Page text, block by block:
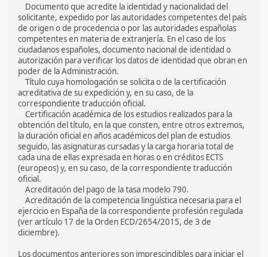
Documento que acredite la identidad y nacionalidad del
solicitante, expedido por las autoridades competentes del país
de origen o de procedencia o por las autoridades españolas
competentes en materia de extranjería. En el caso de los
ciudadanos españoles, documento nacional de identidad o
autorización para verificar los datos de identidad que obran en
poder de la Administración.
Título cuya homologación se solicita o de la certificación
acreditativa de su expedición y, en su caso, de la
correspondiente traducción oficial.
Certificación académica de los estudios realizados para la
obtención del título, en la que consten, entre otros extremos,
la duración oficial en años académicos del plan de estudios
seguido, las asignaturas cursadas y la carga horaria total de
cada una de ellas expresada en horas o en créditos ECTS
(europeos) y, en su caso, de la correspondiente traducción
oficial.
Acreditación del pago de la tasa modelo 790.
Acreditación de la competencia lingüística necesaria para el
ejercicio en España de la correspondiente profesión regulada
(ver artículo 17 de la Orden ECD/2654/2015, de 3 de
diciembre).
Los documentos anteriores son imprescindibles para iniciar el